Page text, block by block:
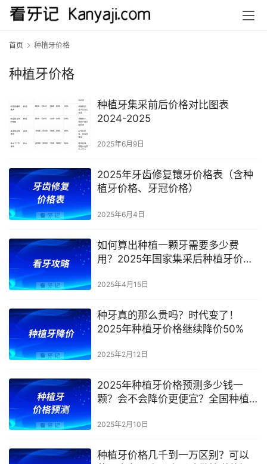
首页 种植牙价格
种植牙价格
种植牙集采前后价格对比图表
2024-2025
2025年6月9日
2025年牙齿修复镶牙价格表（含种
植牙价格、牙冠价格）
2025年6月4日
如何算出种植一颗牙需要多少费
用？2025年国家集采后种植牙价格
2025年4月15日
种牙真的那么贵吗？时代变了！
2025年种植牙价格继续降价50%
2025年2月12日
2025年种植牙价格预测多少钱一
颗？会不会降价更便宜？全国种植
2025年2月10日
种植牙价格几千到一万区别？可以